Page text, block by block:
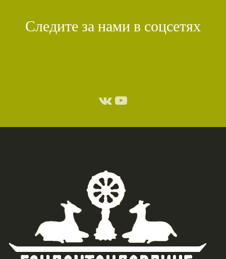
Следите за нами в соцсетях